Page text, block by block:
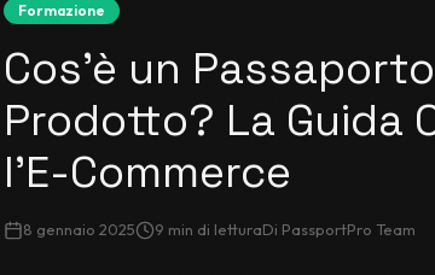
Formazione
Cos'è un
Prodotto? La Guida
l'E-Commerce
8 gennaio 2025 9 min di letturaDi PassportPro Team